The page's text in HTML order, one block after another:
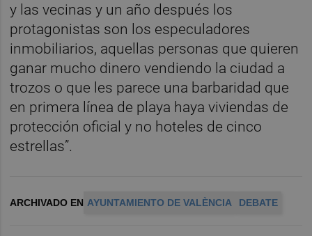
y las vecinas y un año después los
protagonistas son los especuladores
inmobiliarios, aquellas personas que quieren
ganar mucho dinero vendiendo la ciudad a
trozos o que les parece una barbaridad que
en primera línea de playa haya viviendas de
protección oficial y no hoteles de cinco
estrellas”.
ARCHIVADO EN AYUNTAMIENTO DE VALÈNCIA DEBATE